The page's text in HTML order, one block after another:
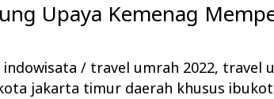
Upaya Kemenag
indowisata/ travel umrah 2022, travel
jakarta timur daerah khusus